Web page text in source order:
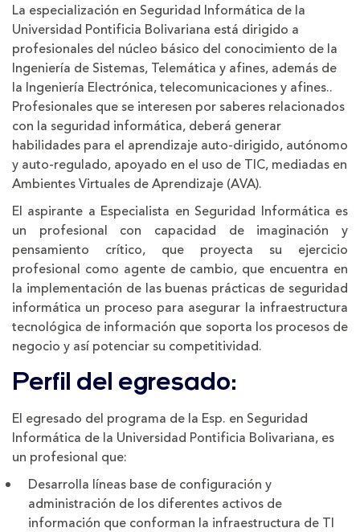
La especialización en Seguridad Informática de la
Universidad Pontificia Bolivariana está dirigido a
profesionales del núcleo básico del conocimiento de la
Ingeniería de Sistemas, Telemática y afines, además de
la Ingeniería Electrónica, telecomunicaciones y afines..
Profesionales que se interesen por saberes relacionados
con la seguridad informática, deberá generar
habilidades para el aprendizaje auto-dirigido, autónomo
y auto-regulado, apoyado en el uso de TIC, mediadas en
Ambientes Virtuales de Aprendizaje (AVA).
El aspirante a Especialista en Seguridad Informática es
un profesional con capacidad de imaginación y
pensamiento crítico, que proyecta su ejercicio
profesional como agente de cambio, que encuentra en
la implementación de las buenas prácticas de seguridad
informática un proceso para asegurar la infraestructura
tecnológica de información que soporta los procesos de
negocio y así potenciar su competitividad.
Perfil del egresado:
El egresado del programa de la Esp. en Seguridad
Informática de la Universidad Pontificia Bolivariana, es
un profesional que:
Desarrolla líneas base de configuración y
administración de los diferentes activos de
información que conforman la infraestructura de TI